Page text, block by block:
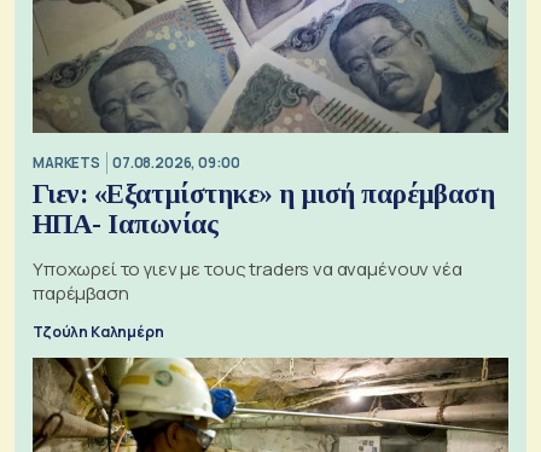
MARKETS 07.08.2026, 09:00
Γιεν: «Εξατμίστηκε» η μισή παρέμβαση
ΗΠΑ- Ιαπωνίας
Υποχωρεί το γιεν με τους traders να αναμένουν νέα
παρέμβαση
Τζούλη Καλημέρη